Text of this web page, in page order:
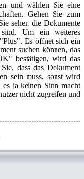
und wählen Sie eine
Gehen Sie zum
sehen die Dokumente
Um ein weiteres
Es öffnet sich ein
suchen können, das
bestätigen, wird das
dass das Dokument
sein muss, sonst wird
ja keinen Sinn macht
nicht zugreifen und